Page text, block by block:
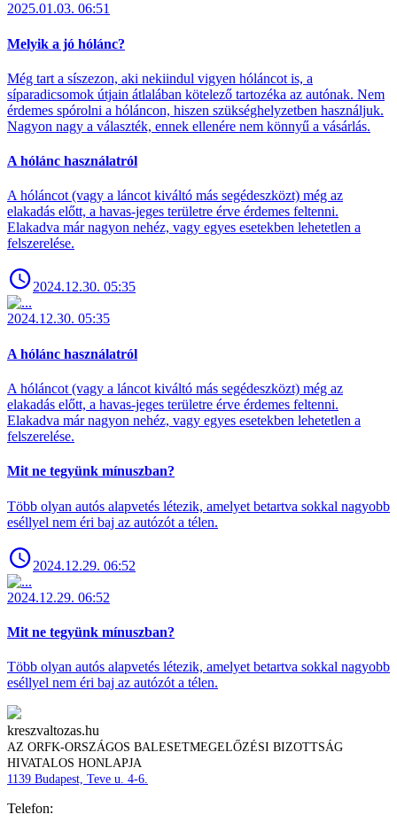
2025.01.03. 06:51
Melyik a jó hólánc?
Még tart a síszezon, aki nekiindul vigyen hóláncot is, a
síparadicsomok útjain átlalában kötelező tartozéka az autónak. Nem
érdemes spórolni a hóláncon, hiszen szükséghelyzetben használjuk.
Nagyon nagy a választék, ennek ellenére nem könnyű a vásárlás.
A hólánc használatról
A hóláncot (vagy a láncot kiváltó más segédeszközt) még az
elakadás előtt, a havas-jeges területre érve érdemes feltenni.
Elakadva már nagyon nehéz, vagy egyes esetekben lehetetlen a
felszerelése.
2024.12.30. 05:35
2024.12.30. 05:35
A hólánc használatról
A hóláncot (vagy a láncot kiváltó más segédeszközt) még az
elakadás előtt, a havas-jeges területre érve érdemes feltenni.
Elakadva már nagyon nehéz, vagy egyes esetekben lehetetlen a
felszerelése.
Mit ne tegyünk mínuszban?
Több olyan autós alapvetés létezik, amelyet betartva sokkal nagyobb
eséllyel nem éri baj az autózót a télen.
2024.12.29. 06:52
2024.12.29. 06:52
Mit ne tegyünk mínuszban?
Több olyan autós alapvetés létezik, amelyet betartva sokkal nagyobb
eséllyel nem éri baj az autózót a télen.
kreszvaltozas.hu
AZ ORFK-ORSZÁGOS BALESETMEGELŐZÉSI BIZOTTSÁG
HIVATALOS HONLAPJA
1139 Budapest, Teve u. 4-6.
Telefon: